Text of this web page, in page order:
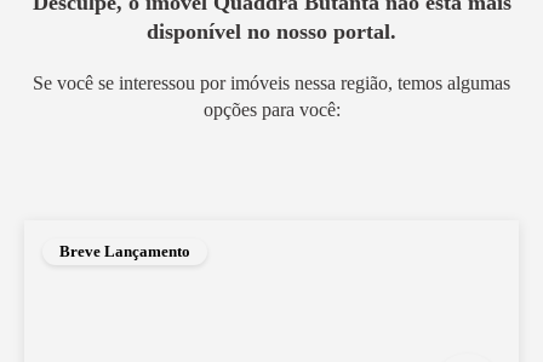
disponível no nosso portal.
Se você se interessou por imóveis nessa região, temos algumas
opções para você:
Breve Lançamento